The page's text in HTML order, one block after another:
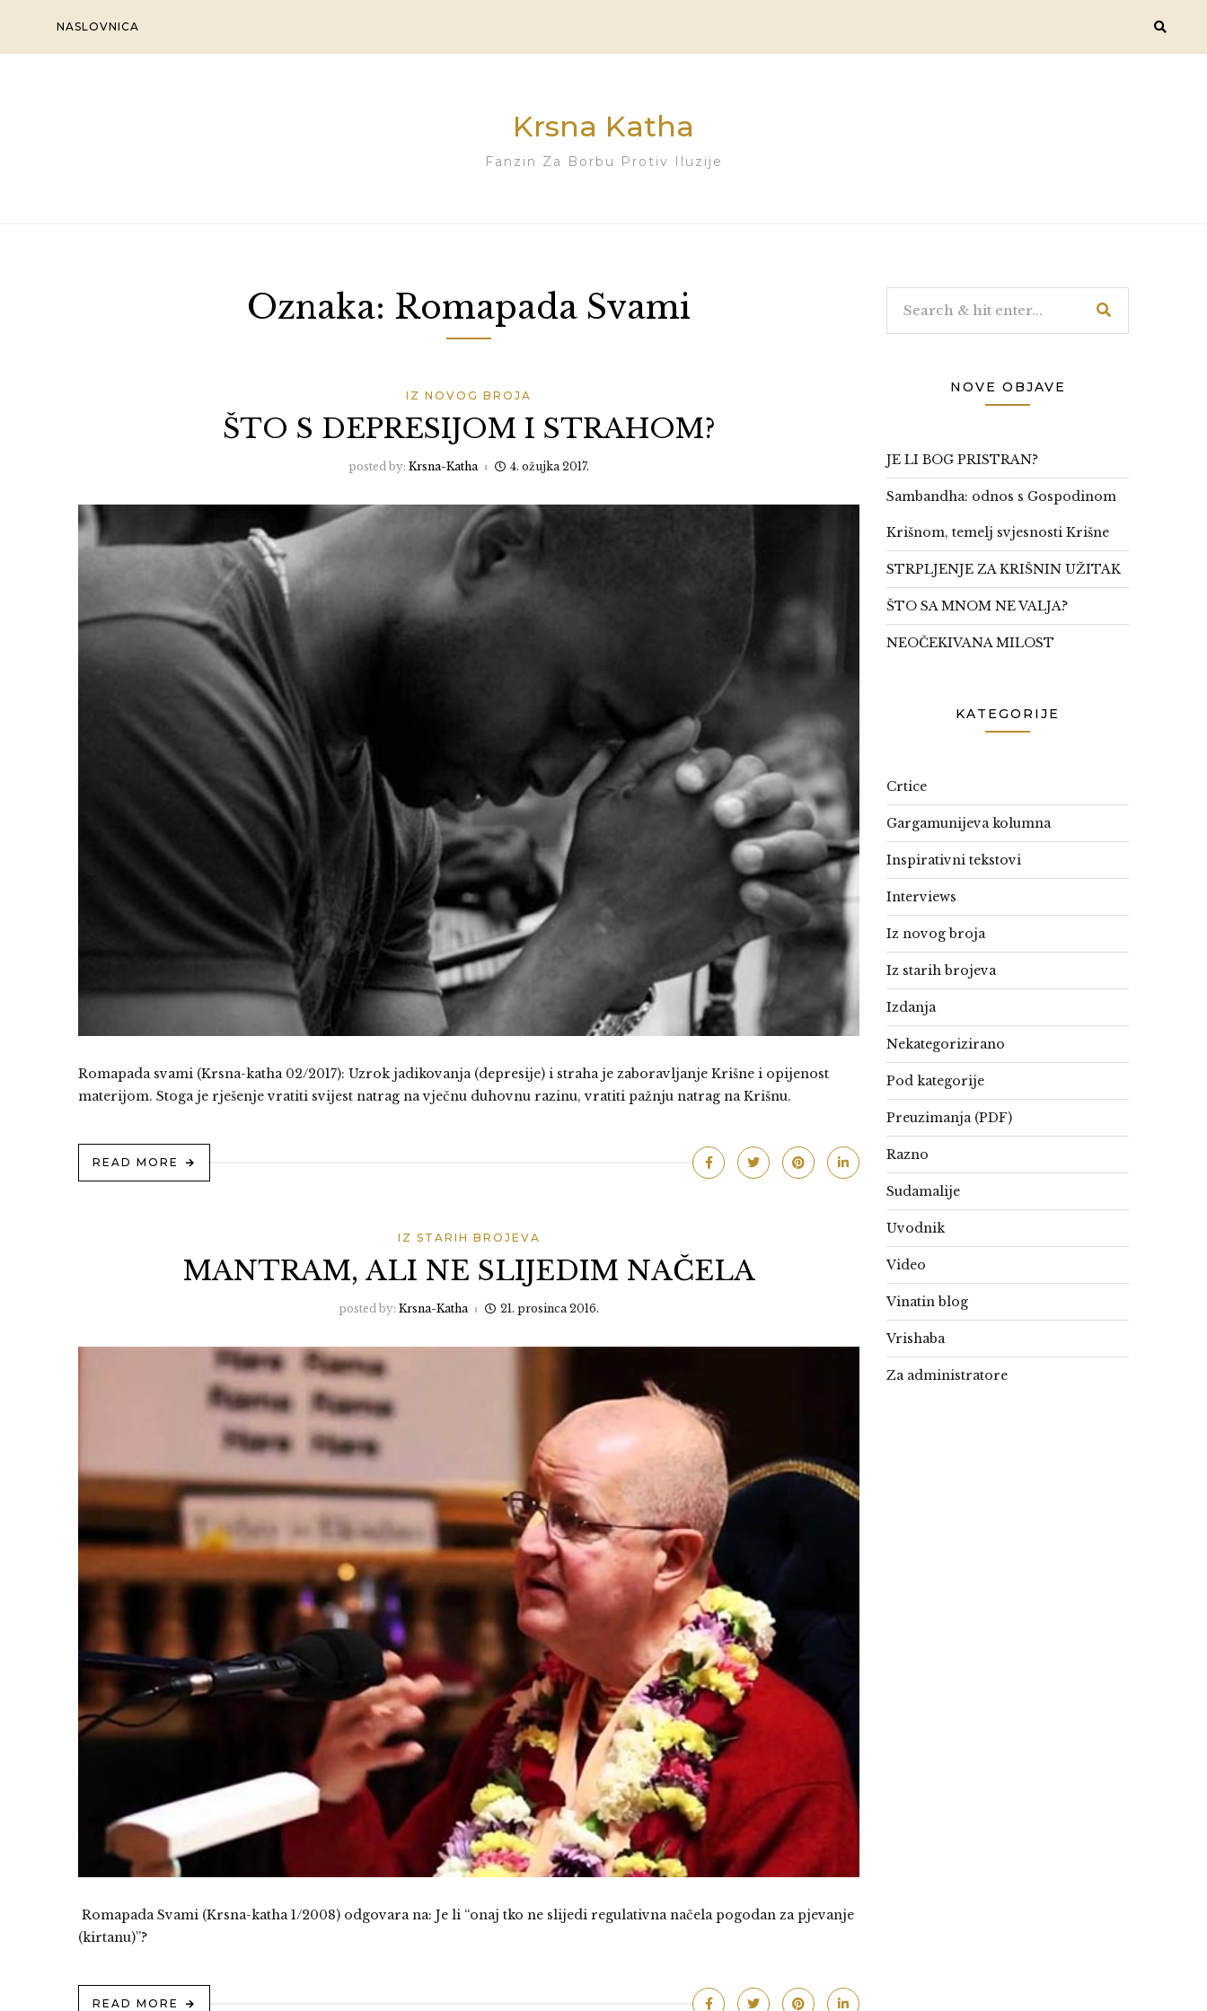
content
NASLOVNICA
Krsna Katha
Fanzin Za Borbu Protiv Iluzije
Oznaka: Romapada Svami
IZ NOVOG BROJA
ŠTO S DEPRESIJOM I STRAHOM?
posted by: Krsna-Katha 4. ožujka 2017.
Romapada svami (Krsna-katha 02/2017): Uzrok jadikovanja (depresije) i straha je zaboravljanje Krišne i opijenost
materijom. Stoga je rješenje vratiti svijest natrag na vječnu duhovnu razinu, vratiti pažnju natrag na Krišnu.
READ MORE
IZ STARIH BROJEVA
MANTRAM, ALI NE SLIJEDIM NAČELA
posted by: Krsna-Katha 21. prosinca 2016.
Romapada Svami (Krsna-katha 1/2008) odgovara na: Je li “onaj tko ne slijedi regulativna načela pogodan za pjevanje
(kirtanu)”?
READ MORE
NOVE OBJAVE
JE LI BOG PRISTRAN?
Sambandha: odnos s Gospodinom
Krišnom, temelj svjesnosti Krišne
STRPLJENJE ZA KRIŠNIN UŽITAK
ŠTO SA MNOM NE VALJA?
NEOČEKIVANA MILOST
KATEGORIJE
Crtice
Gargamunijeva kolumna
Inspirativni tekstovi
Interviews
Iz novog broja
Iz starih brojeva
Izdanja
Nekategorizirano
Pod kategorije
Preuzimanja (PDF)
Razno
Sudamalije
Uvodnik
Video
Vinatin blog
Vrishaba
Za administratore